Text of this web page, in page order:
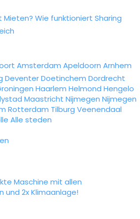
Mieten? Wie funktioniert Sharing
Amsterdam Apeldoorn Arnhem
DeventerDoetinchem Dordrecht
Haarlem Helmond Hengelo
Maastricht Nijmegen Nijmegen
Rotterdam Tilburg Veenendaal
Alle steden
Maschine mit allen
und 2x Klimaanlage!